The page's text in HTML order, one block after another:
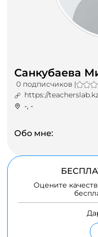
Санкубаева
0 подписчиков |
https://
-, -
Обо мне:
Оцените